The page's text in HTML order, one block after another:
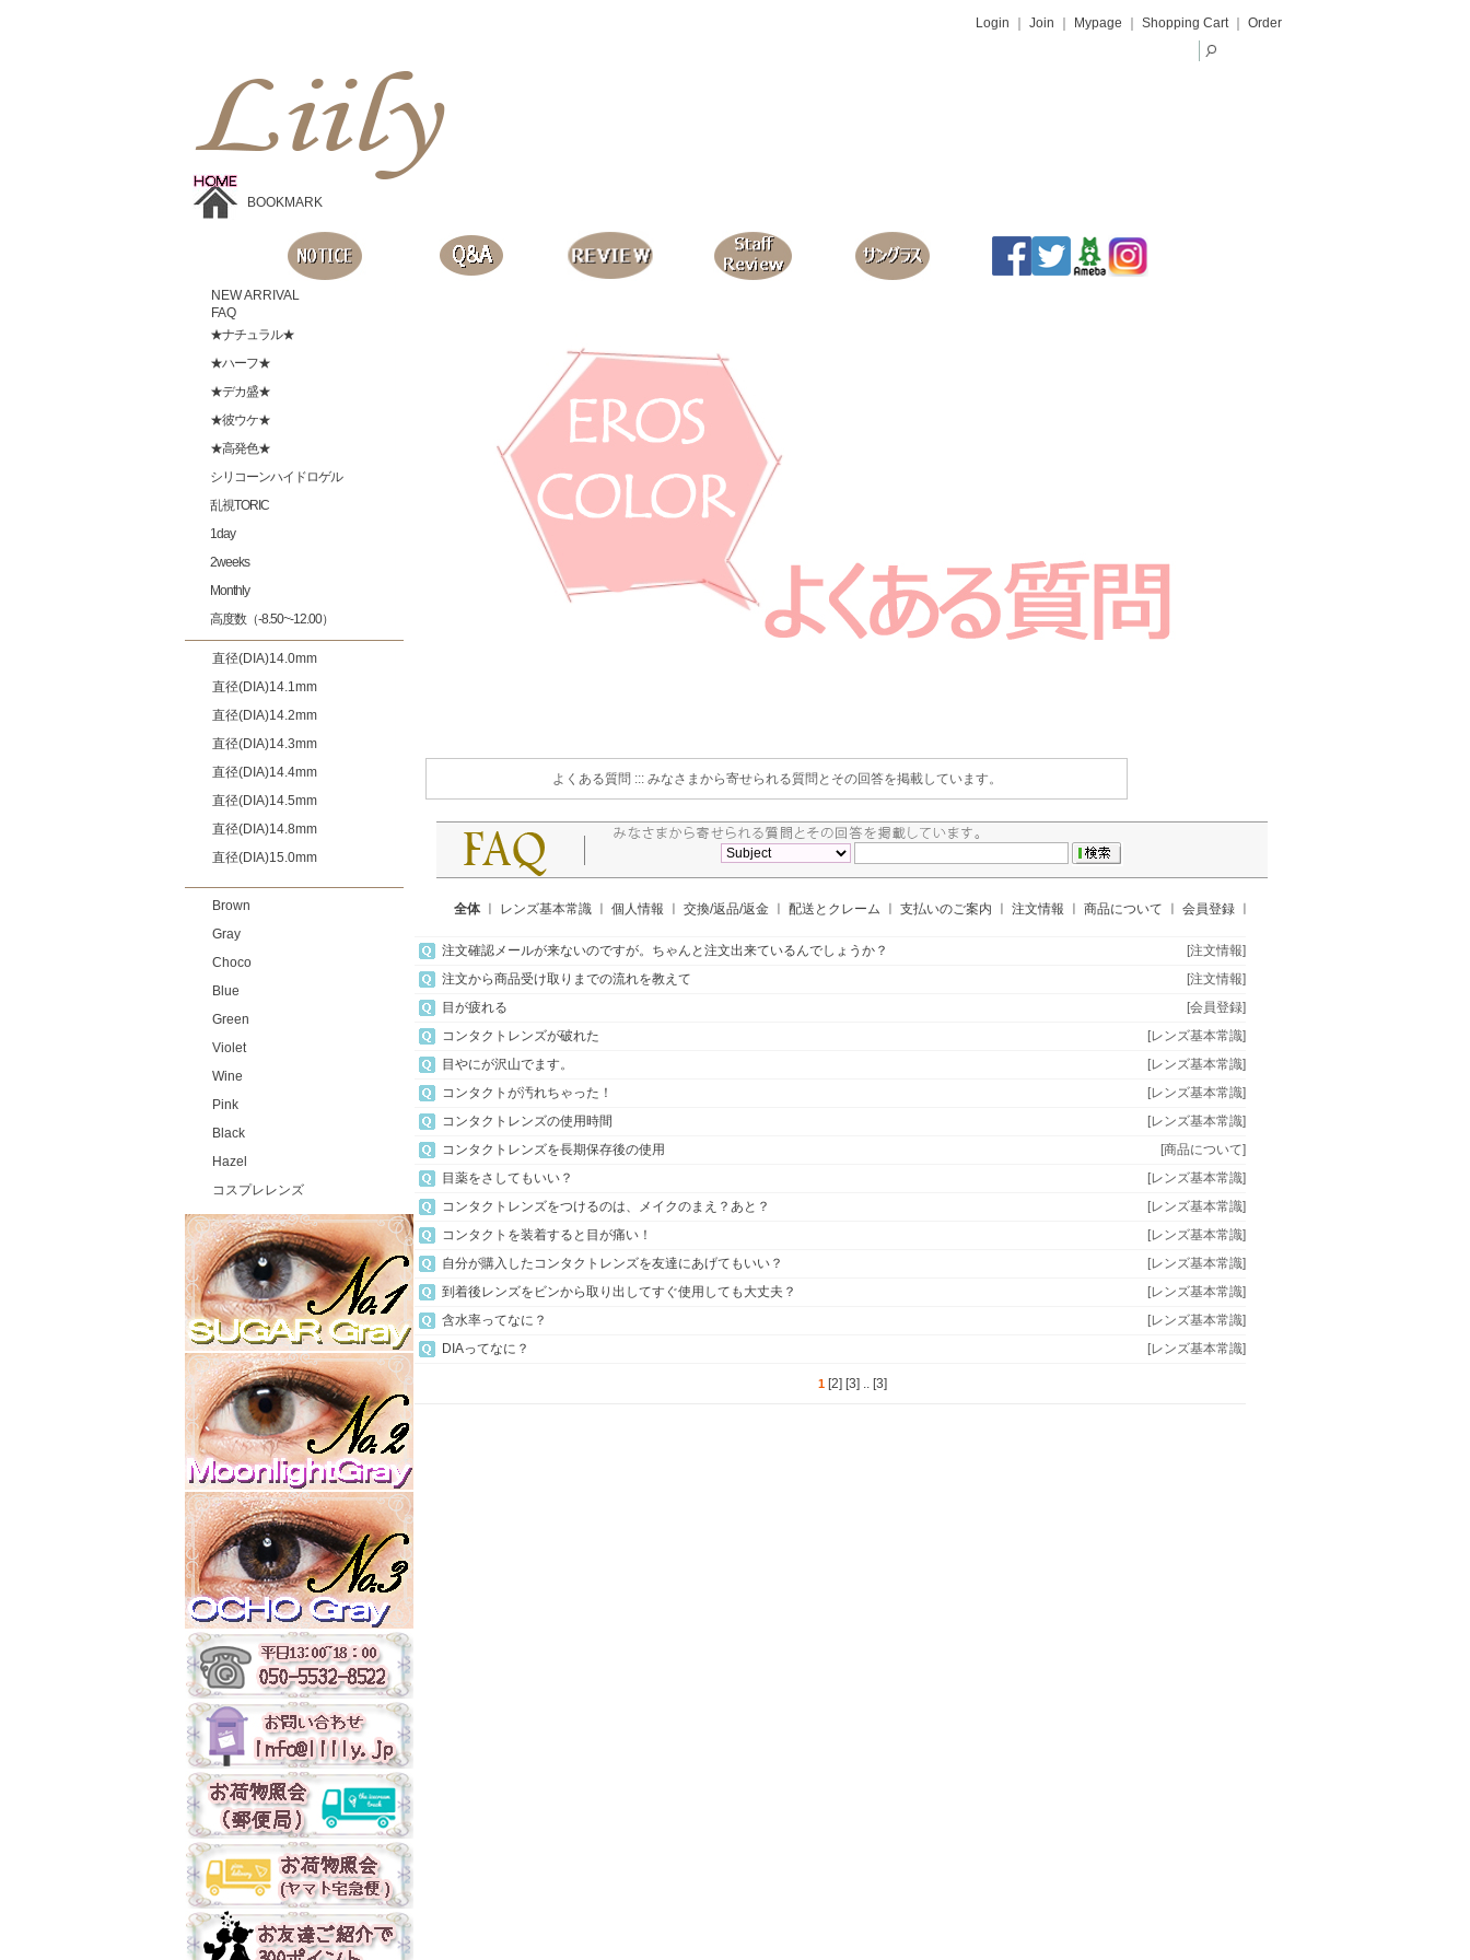
BOOKMARK
Login Join Mypage Shopping Cart｜ Order
NEW ARRIVAL
FAQ
★ナチュラル★
★ハーフ★
★デカ盛★
★彼ウケ★
★高発色★
シリコーンハイドロゲル
乱視TORIC
1day
2weeks
Monthly
高度数（-8.50~-12.00）
直径(DIA)14.0mm
直径(DIA)14.1mm
直径(DIA)14.2mm
直径(DIA)14.3mm
直径(DIA)14.4mm
直径(DIA)14.5mm
直径(DIA)14.8mm
直径(DIA)15.0mm
Brown
Gray
Choco
Blue
Green
Violet
Wine
Pink
Black
Hazel
コスプレレンズ
よくある質問 ::: みなさまから寄せられる質問とその回答を掲載しています。
全体ㅣ レンズ基本常識 個人情報 交換/返品/返金 配送とクレーム 支払いのご案内 注文情報 商品について 会員登録
注文確認メールが来ないのですが。ちゃんと注文出来ているんでしょうか？
[注文情報]
注文から商品受け取りまでの流れを教えて
[注文情報]
目が疲れる
[会員登録]
コンタクトレンズが破れた
[レンズ基本常識]
目やにが沢山でます。
[レンズ基本常識]
コンタクトが汚れちゃった！
[レンズ基本常識]
コンタクトレンズの使用時間
[レンズ基本常識]
コンタクトレンズを長期保存後の使用
[商品について]
目薬をさしてもいい？
[レンズ基本常識]
コンタクトレンズをつけるのは、メイクのまえ？あと？
[レンズ基本常識]
コンタクトを装着すると目が痛い！
[レンズ基本常識]
自分が購入したコンタクトレンズを友達にあげてもいい？
[レンズ基本常識]
到着後レンズをビンから取り出してすぐ使用しても大丈夫？
[レンズ基本常識]
含水率ってなに？
[レンズ基本常識]
DIAってなに？
[レンズ基本常識]
1 [2] [3] .. [3]